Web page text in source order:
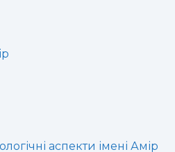
аспекти імені Амір